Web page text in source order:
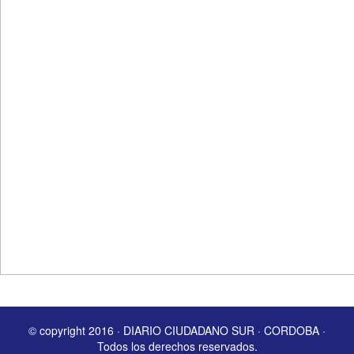
© copyright 2016 · DIARIO CIUDADANO SUR · CORDOBA ·
Todos los derechos reservados.